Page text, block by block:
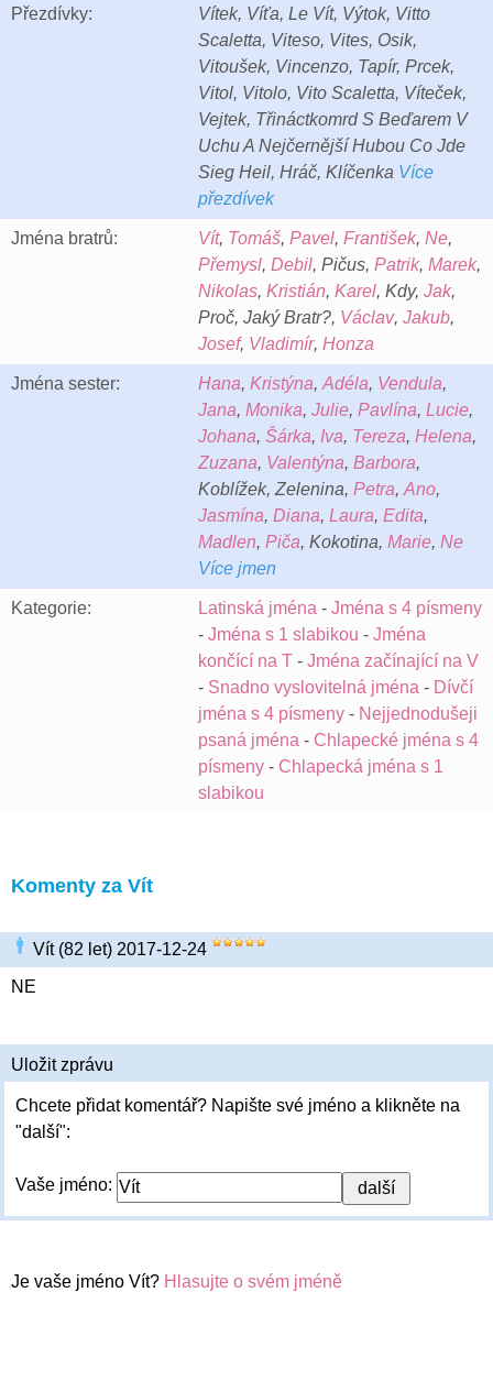
Přezdívky:
Vítek, Víťa, Le Vít, Výtok, Vitto
Scaletta, Viteso, Vites, Osik,
Vitoušek, Vincenzo, Tapír, Prcek,
Vitol, Vitolo, Vito Scaletta, Víteček,
Vejtek, Třináctkomrd S Beďarem V
Uchu A Nejčernější Hubou Co Jde
Sieg Heil, Hráč, Klíčenka Více
přezdívek
Jména bratrů: Vít, Tomáš, Pavel, František, Ne,
Přemysl, Debil, Pičus, Patrik, Marek,
Nikolas, Kristián, Karel, Kdy, Jak,
Proč, Jaký Bratr?, Václav, Jakub,
Josef, Vladimír, Honza
Jména sester: Hana, Kristýna, Adéla, Vendula,
Jana, Monika, Julie, Pavlína, Lucie,
Johana, Šárka, Iva, Tereza, Helena,
Zuzana, Valentýna, Barbora,
Koblížek, Zelenina, Petra, Ano,
Jasmína, Diana, Laura, Edita,
Madlen, Piča, Kokotina, Marie, Ne
Více jmen
Kategorie: Latinská jména - Jména s 4 písmeny
- Jména s 1 slabikou - Jména
končící na T - Jména začínající na V
- Snadno vyslovitelná jména - Dívčí
jména s 4 písmeny - Nejjednodušeji
psaná jména - Chlapecké jména s 4
písmeny - Chlapecká jména s 1
slabikou
Komenty za Vít
Vít (82 let) 2017-12-24
NE
Uložit zprávu
Chcete přidat komentář? Napište své jméno a klikněte na
"další":
Vaše jméno:
Je vaše jméno Vít? Hlasujte o svém jméně